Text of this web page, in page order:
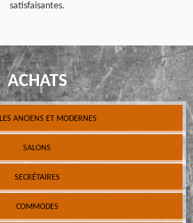
satisfaisantes.
ACHATS
ANCIENS ET MODERNES
SALONS
SECRÉTAIRES
COMMODES